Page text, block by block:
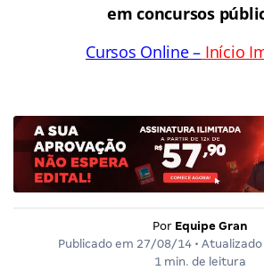
em concursos
Cursos Online – Início
Por Equipe Gran
Publicado em 27/08/14 •
1 min. de leitura